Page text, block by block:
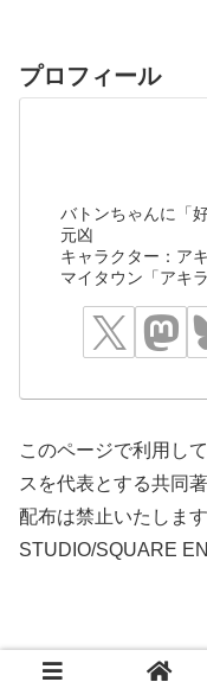
プロフィール
バトンちゃんに「
元凶
キャラクター：ア
マイタウン「アキ
このページで利用し
スを代表とする共同
配布は禁止いたしま
STUDIO/SQUARE
©